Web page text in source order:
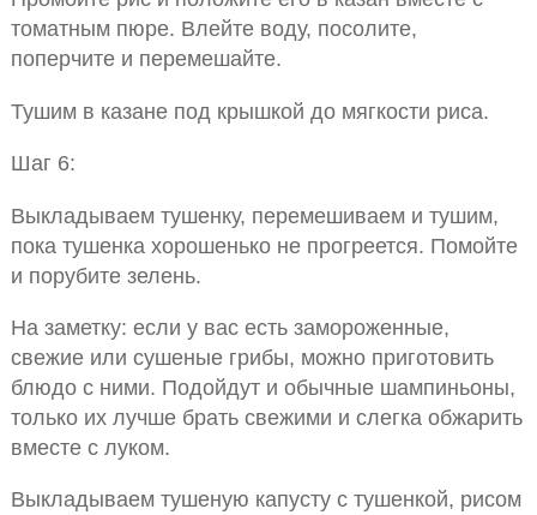
томатным пюре. Влейте воду, посолите,
поперчите и перемешайте.
Тушим в казане под крышкой до мягкости риса.
Шаг 6:
Выкладываем тушенку, перемешиваем и тушим,
пока тушенка хорошенько не прогреется. Помойте
и порубите зелень.
На заметку: если у вас есть замороженные,
свежие или сушеные грибы, можно приготовить
блюдо с ними. Подойдут и обычные шампиньоны,
только их лучше брать свежими и слегка обжарить
вместе с луком.
Выкладываем тушеную капусту с тушенкой, рисом